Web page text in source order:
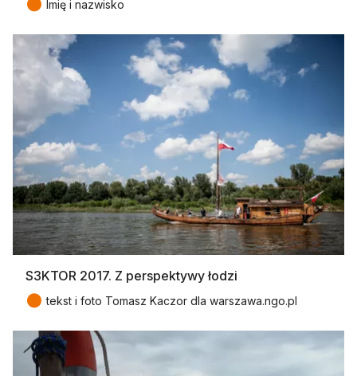
● Imię i nazwisko
S3KTOR 2017. Z perspektywy łodzi
● tekst i foto Tomasz Kaczor dla warszawa.ngo.pl